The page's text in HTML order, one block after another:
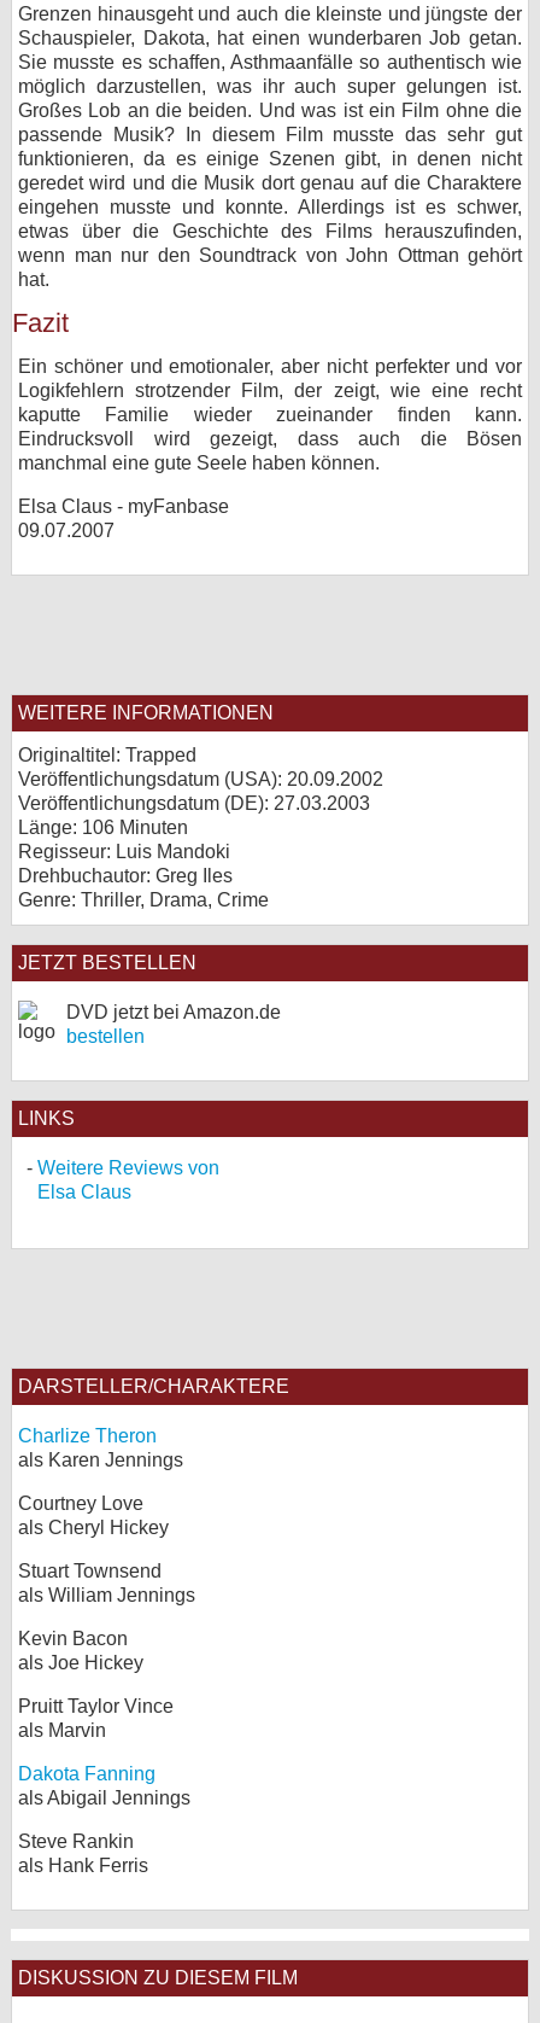
Grenzen hinausgeht und auch die kleinste und jüngste der
Schauspieler, Dakota, hat einen wunderbaren Job getan.
Sie musste es schaffen, Asthmaanfälle so authentisch wie
möglich darzustellen, was ihr auch super gelungen ist.
Großes Lob an die beiden. Und was ist ein Film ohne die
passende Musik? In diesem Film musste das sehr gut
funktionieren, da es einige Szenen gibt, in denen nicht
geredet wird und die Musik dort genau auf die Charaktere
eingehen musste und konnte. Allerdings ist es schwer,
etwas über die Geschichte des Films herauszufinden,
wenn man nur den Soundtrack von John Ottman gehört
hat.
Fazit
Ein schöner und emotionaler, aber nicht perfekter und vor
Logikfehlern strotzender Film, der zeigt, wie eine recht
kaputte Familie wieder zueinander finden kann.
Eindrucksvoll wird gezeigt, dass auch die Bösen
manchmal eine gute Seele haben können.
Elsa Claus - myFanbase
09.07.2007
WEITERE INFORMATIONEN
Originaltitel: Trapped
Veröffentlichungsdatum (USA): 20.09.2002
Veröffentlichungsdatum (DE): 27.03.2003
Länge: 106 Minuten
Regisseur: Luis Mandoki
Drehbuchautor: Greg Iles
Genre: Thriller, Drama, Crime
JETZT BESTELLEN
DVD jetzt bei Amazon.de
bestellen
LINKS
Weitere Reviews von
Elsa Claus
DARSTELLER/CHARAKTERE
Charlize Theron
als Karen Jennings
Courtney Love
als Cheryl Hickey
Stuart Townsend
als William Jennings
Kevin Bacon
als Joe Hickey
Pruitt Taylor Vince
als Marvin
Dakota Fanning
als Abigail Jennings
Steve Rankin
als Hank Ferris
DISKUSSION ZU DIESEM FILM